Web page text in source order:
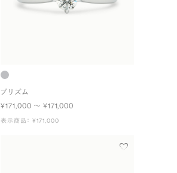
プリズム
¥171,000 〜 ¥171,000
表示商品： ¥171,000